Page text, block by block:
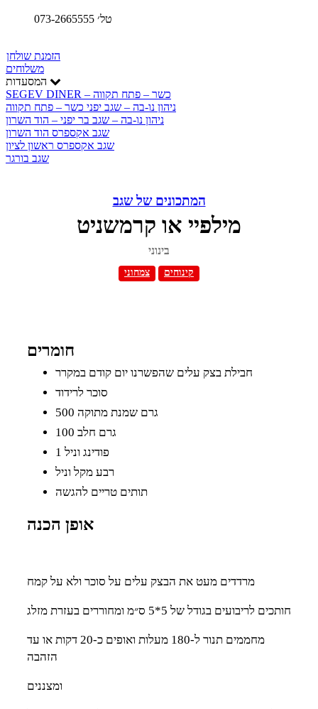
טל׳ 073-2665555
הזמנת שולחן
משלוחים
SEGEV DINER – כשר – פתח תקווה
ניהון נו-בה – שגב יפני כשר – פתח תקווה
ניהון נו-בה – שגב בר יפני – הוד השרון
שגב אקספרס הוד השרון
שגב אקספרס ראשון לציון
שגב בורגר
המתכונים של שגב
מילפיי או קרמשניט
בינוני
צמחוני קינוחים
חומרים
חבילת בצק עלים שהפשרנו יום קודם במקרר
סוכר לרידוד
500 גרם שמנת מתוקה
100 גרם חלב
1 פודינג וניל
רבע מקל וניל
תותים טריים להגשה
אופן הכנה
מרדדים מעט את הבצק עלים על סוכר ולא על קמח
חותכים לריבועים בגודל של 5*5 ס״מ ומחוררים בעזרת מזלג
מחממים תנור ל-180 מעלות ואופים כ-20 דקות או עד
הזהבה
ומצננים